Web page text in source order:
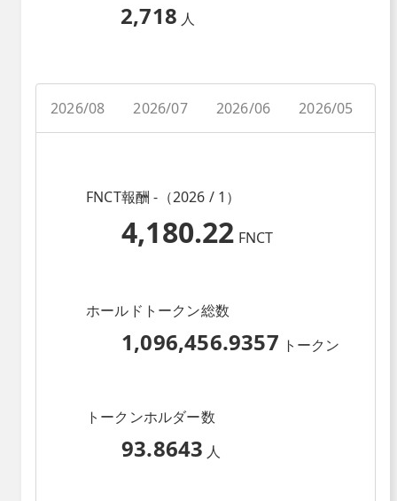
2,718 人
2026/08 2026/07 2026/06 2026/05
FNCT報酬 -（2026 / 1）
4,180.22 FNCT
ホールドトークン総数
1,096,456.9357 トークン
トークンホルダー数
93.8643 人